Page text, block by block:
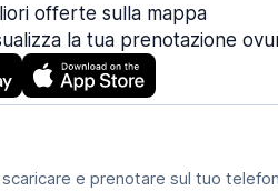
offerte sulla mappa
la tua prenotazione
e prenotare sul tuo